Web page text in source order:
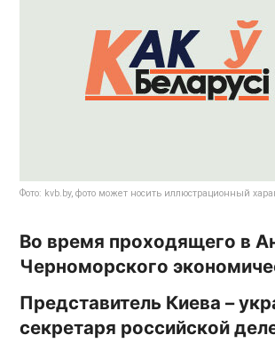
Фото: kvb.by, фото может носить иллюстрационный
Во время проходящего в
Черноморского
Представитель Киева –
секретаря российской